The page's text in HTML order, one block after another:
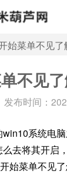
始菜单不见
不见
发布时间：
系统电
去将其开启
始菜单不见了